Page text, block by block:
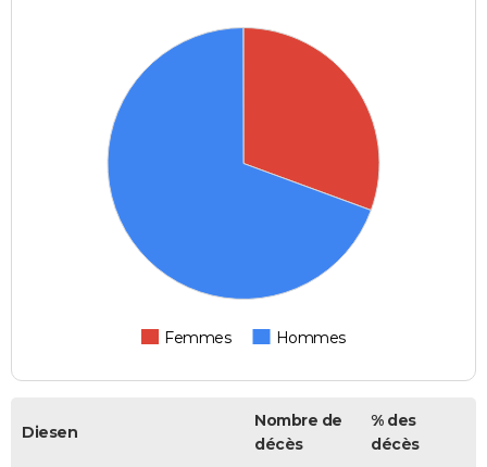
Femmes Hommes
Diesen
Nombre de
décès
% des
décès